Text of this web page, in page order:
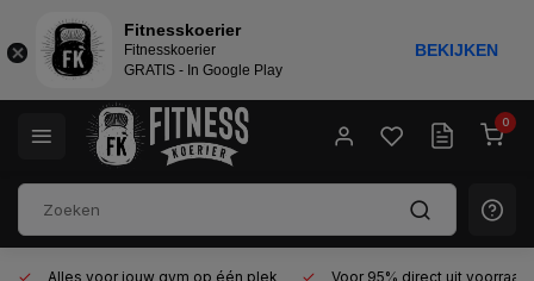
0
Alles voor jouw gym op één plek Voor 95% direct uit
Fitnesskoerier
Fitnesskoerier
GRATIS - In Google Play
BEKIJKEN